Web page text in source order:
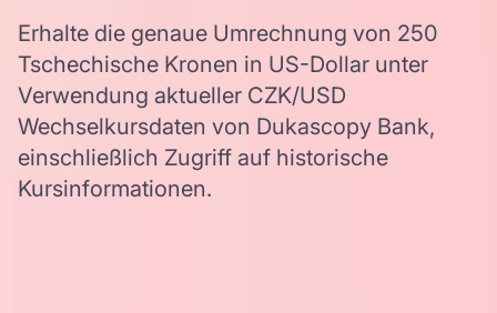
Erhalte die genaue Umrechnung von 250
Tschechische Kronen in US-Dollar unter
Verwendung aktueller CZK/USD
Wechselkursdaten von Dukascopy Bank,
einschließlich Zugriff auf historische
Kursinformationen.